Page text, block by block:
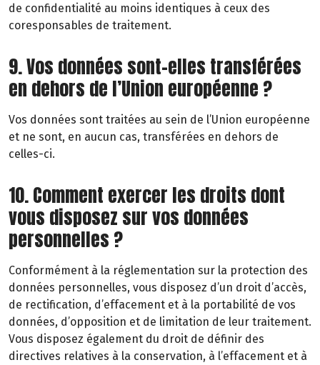
de confidentialité au moins identiques à ceux des
coresponsables de traitement.
9. Vos données sont-elles transférées
en dehors de l’Union européenne ?
Vos données sont traitées au sein de l’Union européenne
et ne sont, en aucun cas, transférées en dehors de
celles-ci.
10. Comment exercer les droits dont
vous disposez sur vos données
personnelles ?
Conformément à la réglementation sur la protection des
données personnelles, vous disposez d’un droit d’accès,
de rectification, d’effacement et à la portabilité de vos
données, d’opposition et de limitation de leur traitement.
Vous disposez également du droit de définir des
directives relatives à la conservation, à l’effacement et à